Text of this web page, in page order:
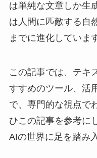
は単純な文章しか生
は人間に匹敵する自
までに進化していま
この記事では、テキ
すすめのツール、活
で、専門的な視点で
ひこの記事を参考に
AIの世界に足を踏み